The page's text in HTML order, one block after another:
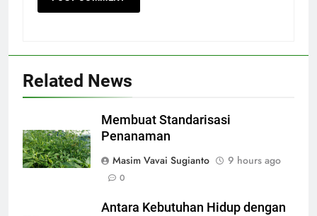
Related News
Membuat Standarisasi
Penanaman
Masim Vavai Sugianto
9 hours ago
0
Antara Kebutuhan Hidup dengan